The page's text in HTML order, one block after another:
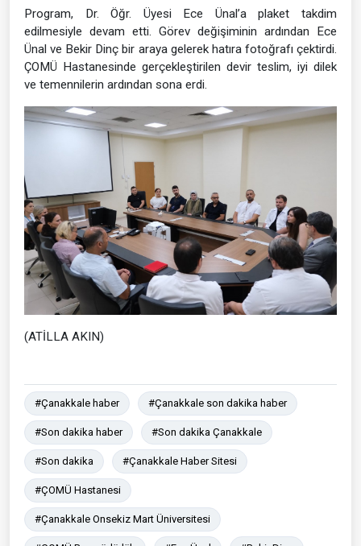
Program, Dr. Öğr. Üyesi Ece Ünal’a plaket takdim
edilmesiyle devam etti. Görev değişiminin ardından Ece
Ünal ve Bekir Dinç bir araya gelerek hatıra fotoğrafı çektirdi.
ÇOMÜ Hastanesinde gerçekleştirilen devir teslim, iyi dilek
ve temennilerin ardından sona erdi.
(ATİLLA AKIN)
#Çanakkale haber #Çanakkale son dakika haber
#Son dakika haber #Son dakika Çanakkale
#Son dakika #Çanakkale Haber Sitesi
#ÇOMÜ Hastanesi
#Çanakkale Onsekiz Mart Üniversitesi